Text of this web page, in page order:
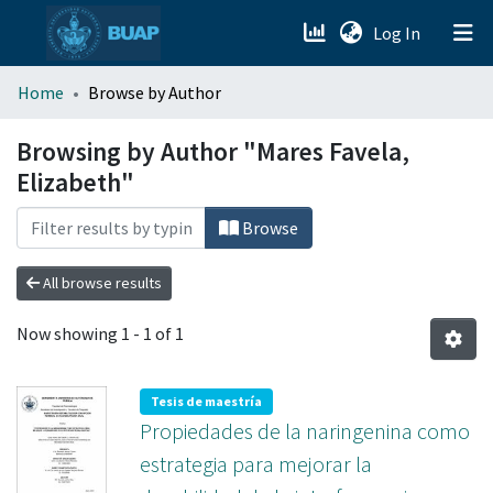
Log In (current)
menu.section.about_menu
All of DSpace
Home Browse by Author
Browsing by Author "Mares Favela,
Elizabeth"
Browse
All browse results
Now showing 1 - 1 of 1
Tesis de maestría
Propiedades de la naringenina como
estrategia para mejorar la